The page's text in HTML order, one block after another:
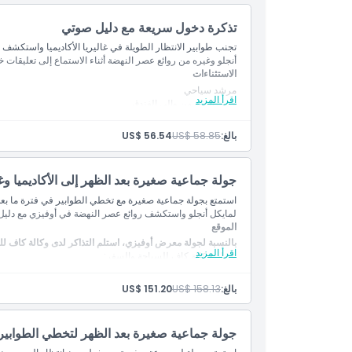
ما يجب معرفته
الموقع
كيفية الوصول إلى هناك
كيفية الاسترداد
سياسة الإلغاء
نفقات شخصية أخرى
المتضمنات
الدخول إلى غاليريا الأكاديميا مع رسوم الحجز المسبق (دخول
مساعدة من الموظفين في موقع اللقاء وخدمة استلام التذاكر
رسوم الحجز المسبق
تذكرة دخول سريعة مع دليل صوتي
تجنب طوابير الانتظار الطويلة في غاليريا الأكاديميا
أنجلو وغيره من روائع عصر النهضة أثناء الاستماع إلى تعليقات
اقرأ المزيد
الاستثناءات
مرشد سياحي
خدمة النقل من وإلى الفندق
المتضمنات
تذكرة دخول إلى: غاليريا الأكاديميا مع رسوم الحجز المسبق
دليل صوتي
مساعدة الموظفين في موقع اللقاء وخدمة استلام التذاكر
معلومات يجب معرفتها
التعليق الصوتي متاح باللغات الإنجليزية / الإسبانية / الألمانية
بالغ:US$ 58.85
US$ 56.54
جولة جماعية صغيرة بعد الظهر إلى الأكاديميا
استمتع بجولة جماعية صغيرة مع تخطي الطوابير في فترة ما
لمايكل أنجلو واستكشف روائع عصر النهضة في أوفيزي مع
اقرأ المزيد
الموقع
بالنسبة لجولة معرض أوفيزي، استلم التذاكر لدى وكالة كاف
عنوان وكالة كاف للسياحة والسفر:
للحصول على الاتجاهاتخريطة Google
الاستثناءات
خدمة النقل من وإلى الفندق
نفقات شخصية أخرى
الغداء
بالغ:US$ 158.13
US$ 151.20
جولة جماعية صغيرة بعد الظهر لتخطي